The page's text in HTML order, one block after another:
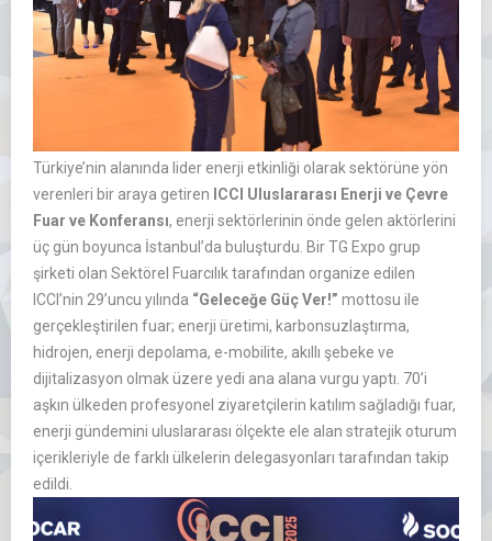
Türkiye’nin alanında lider enerji etkinliği olarak sektörüne yön
verenleri bir araya getiren ICCI Uluslararası Enerji ve Çevre
Fuar ve Konferansı, enerji sektörlerinin önde gelen aktörlerini
üç gün boyunca İstanbul’da buluşturdu. Bir TG Expo grup
şirketi olan Sektörel Fuarcılık tarafından organize edilen
ICCI’nin 29’uncu yılında “Geleceğe Güç Ver!” mottosu ile
gerçekleştirilen fuar; enerji üretimi, karbonsuzlaştırma,
hidrojen, enerji depolama, e-mobilite, akıllı şebeke ve
dijitalizasyon olmak üzere yedi ana alana vurgu yaptı. 70’i
aşkın ülkeden profesyonel ziyaretçilerin katılım sağladığı fuar,
enerji gündemini uluslararası ölçekte ele alan stratejik oturum
içerikleriyle de farklı ülkelerin delegasyonları tarafından takip
edildi.